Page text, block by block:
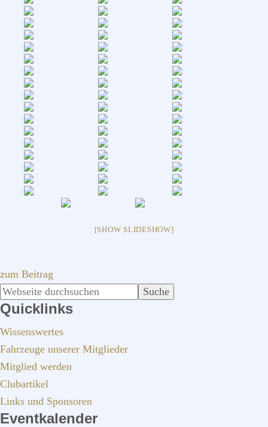
[SHOW SLIDESHOW]
zum Beitrag
SEITENSPALTE
Webseite
durchsuchen
Quicklinks
Wissenswertes
Fahrzeuge unserer Mitglieder
Mitglied werden
Clubartikel
Links und Sponsoren
Eventkalender